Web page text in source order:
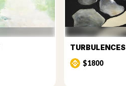
TURBULENCES
$1800